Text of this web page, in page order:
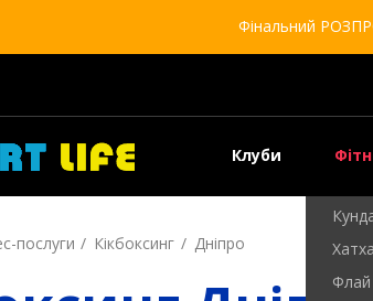
Фінальний
Клуби
Флай
послуги Кікбоксинг Дніпро